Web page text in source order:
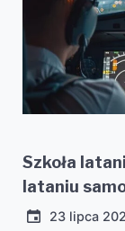
Szkoła
lataniu
23 lipca